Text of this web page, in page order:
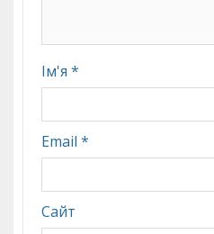
Ім'я *
Email *
Сайт